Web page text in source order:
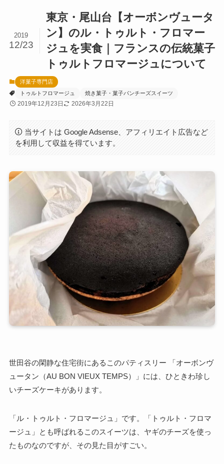
東京・尾山台【オーボンヴュータ
ン】のル・トゥルト・フロマー
ジュを実食｜フランスの伝統菓子
トゥルトフロマージュについて
2019
12/23
洋菓子専門店
トゥルトフロマージュ
焼き菓子・菓子パンチーズスイーツ
2019年12月23日 2026年3月22日
当サイトは Google Adsense、アフィリエイト広告など
を利用して収益を得ています。
世田谷の閑静な住宅街にあるこのパティスリー 「オーボンヴ
ュータン（AU BON VIEUX TEMPS）」には、ひときわ珍し
いチーズケーキがあります。
「ル・トゥルト・フロマージュ」 です。
「トゥルト・フロマ
ージュ」
とも呼ばれるこのスイーツは、ヤギのチーズを使っ
たものなのですが、その見た目がすごい。